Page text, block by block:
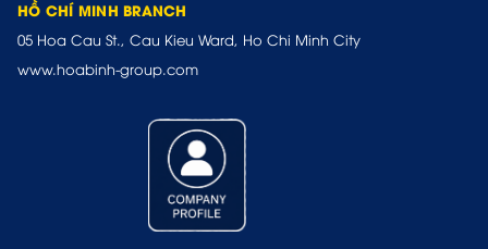
HỒ CHÍ MINH BRANCH
05 Hoa Cau St., Cau Kieu Ward, Ho Chi Minh City
www.hoabinh-group.com